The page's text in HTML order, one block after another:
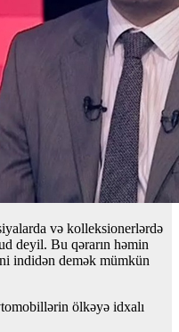
və kolleksionerlərdə
deyil. Bu qərarın həmin
indidən demək mümkün
ölkəyə idxalı